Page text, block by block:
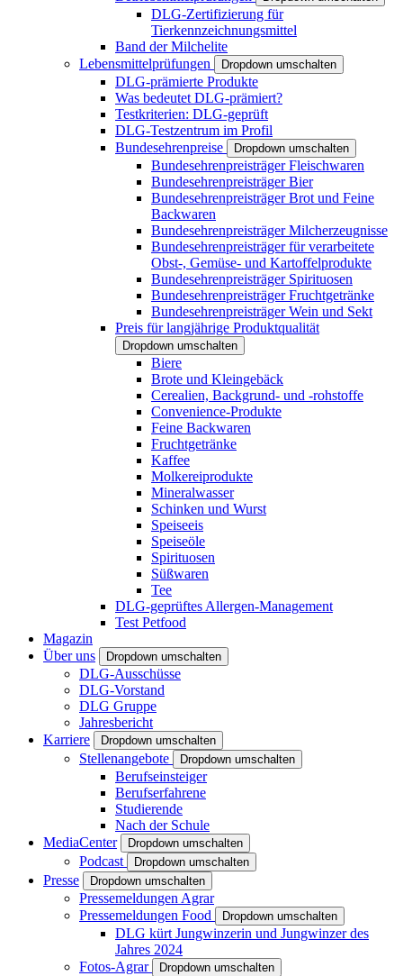
DLG-Zertifizierung für
Tierkennzeichnungsmittel
Band der Milchelite
Lebensmittelprüfungen
Dropdown umschalten
DLG-prämierte Produkte
Was bedeutet DLG-prämiert?
Testkriterien: DLG-geprüft
DLG-Testzentrum im Profil
Bundesehrenpreise
Dropdown umschalten
Bundesehrenpreisträger Fleischwaren
Bundesehrenpreisträger Bier
Bundesehrenpreisträger Brot und Feine
Backwaren
Bundesehrenpreisträger Milcherzeugnisse
Bundesehrenpreisträger für verarbeitete
Obst-, Gemüse- und Kartoffelprodukte
Bundesehrenpreisträger Spirituosen
Bundesehrenpreisträger Fruchtgetränke
Bundesehrenpreisträger Wein und Sekt
Preis für langjährige Produktqualität
Dropdown umschalten
Biere
Brote und Kleingebäck
Cerealien, Backgrund- und -rohstoffe
Convenience-Produkte
Feine Backwaren
Fruchtgetränke
Kaffee
Molkereiprodukte
Mineralwasser
Schinken und Wurst
Speiseeis
Speiseöle
Spirituosen
Süßwaren
Tee
DLG-geprüftes Allergen-Management
Test Petfood
Magazin
Über uns
Dropdown umschalten
DLG-Ausschüsse
DLG-Vorstand
DLG Gruppe
Jahresbericht
Karriere
Dropdown umschalten
Stellenangebote Dropdown umschalten
Berufseinsteiger
Berufserfahrene
Studierende
Nach der Schule
MediaCenter
Dropdown umschalten
Podcast Dropdown umschalten
Presse Dropdown umschalten
Pressemeldungen Agrar
Pressemeldungen Food
Dropdown umschalten
DLG kürt Jungwinzerin und Jungwinzer des
Jahres 2024
Fotos-Agrar
Dropdown umschalten